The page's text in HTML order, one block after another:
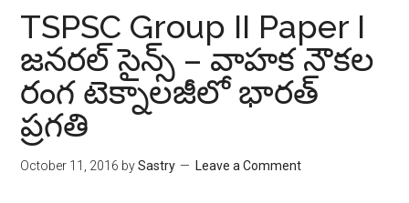
TSPSC Group II Paper I
జనరల్ సైన్స్ – వాహక నౌకల
రంగ టెక్నాలజీలో భారత్
ప్రగతి
October 11, 2016 bySastry Leave a Comment